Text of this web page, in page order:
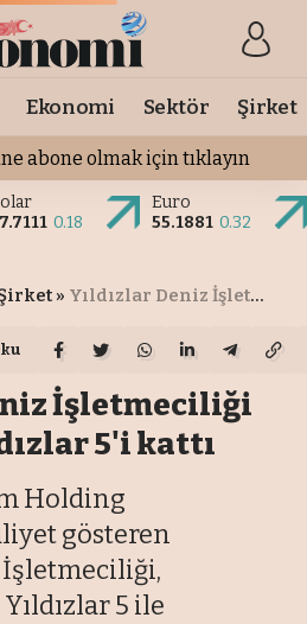
Ekonomi Sektör Şirket
abone olmak için tıklayın
0.18
Euro
55.1881 0.32
» Yıldızlar Deniz İşletmeciliği filosuna Yıldızlar 5'i kattı
İşletmeciliği
5'i kattı
Holding
gösteren
İşletmeciliği,
5 ile